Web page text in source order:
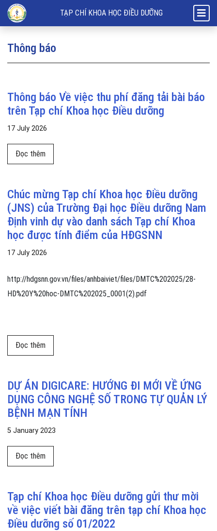
Thông báo TẠP CHÍ KHOA HỌC ĐIỀU DƯỠNG
Thông báo
Thông báo Về việc thu phí đăng tải bài báo
trên Tạp chí Khoa học Điều dưỡng
17 July 2026
Đọc thêmĐọc thêm về Thông báo Về việc thu phí đăng tải bài
Chúc mừng Tạp chí Khoa học Điều dưỡng
(JNS) của Trường Đại học Điều dưỡng Nam
Định vinh dự vào danh sách Tạp chí Khoa
học được tính điểm của HĐGSNN
17 July 2026
http://hdgsnn.gov.vn/files/anhbaiviet/files/DMTC%202025/28-
HD%20Y%20hoc-DMTC%202025_0001(2).pdf
Đọc thêmĐọc thêm về Chúc mừng Tạp chí Khoa học Điều dưỡng
DỰ ÁN DIGICARE: HƯỚNG ĐI MỚI VỀ ỨNG
DỤNG CÔNG NGHỆ SỐ TRONG TỰ QUẢN LÝ
BỆNH MẠN TÍNH
5 January 2023
Đọc thêmĐọc thêm về DỰ ÁN DIGICARE: HƯỚNG ĐI MỚI VỀ ỨNG
Tạp chí Khoa học Điều dưỡng gửi thư mời
về việc viết bài đăng trên tạp chí Khoa học
Điều dưỡng số 01/2022